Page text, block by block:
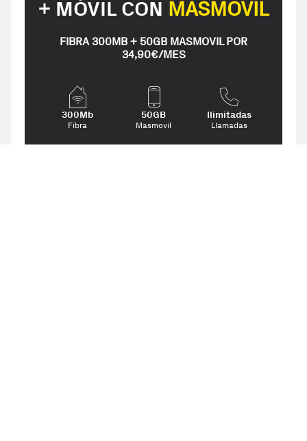
+ MÓVIL CON MASMOVIL
FIBRA 300MB + 50GB MASMOVIL POR
34,90€/MES
300Mb
Fibra
50GB
Masmovil
Ilimitadas
Llamadas